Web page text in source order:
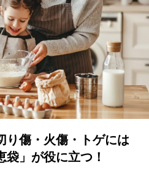
り傷・火傷・トゲには
袋」が役に立つ！